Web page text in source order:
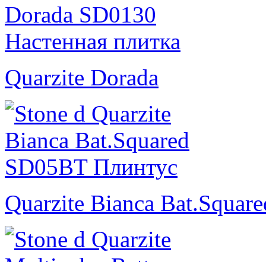
Quarzite Dorada
Quarzite Bianca